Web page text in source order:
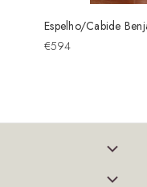
Espelho/Cabide
€594